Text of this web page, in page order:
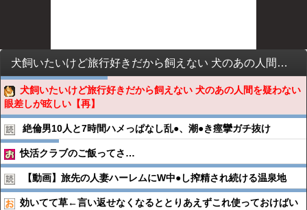
犬飼いたいけど旅行好きだから飼えない 犬のあの人間を疑わない眼差しが眩しい【再】
犬飼いたいけど旅行好きだから飼えない 犬のあの人間を疑わない
眼差しが眩しい【再】
絶倫男10人と7時間ハメっぱなし乱●︎、潮●︎き痙攣ガチ抜け
快活クラブのご飯ってさ…
【動画】旅先の人妻ハーレムにW中●︎し搾精され続ける温泉地
効いてて草←言い返せなくなるととりあえずこれ使っておけばい